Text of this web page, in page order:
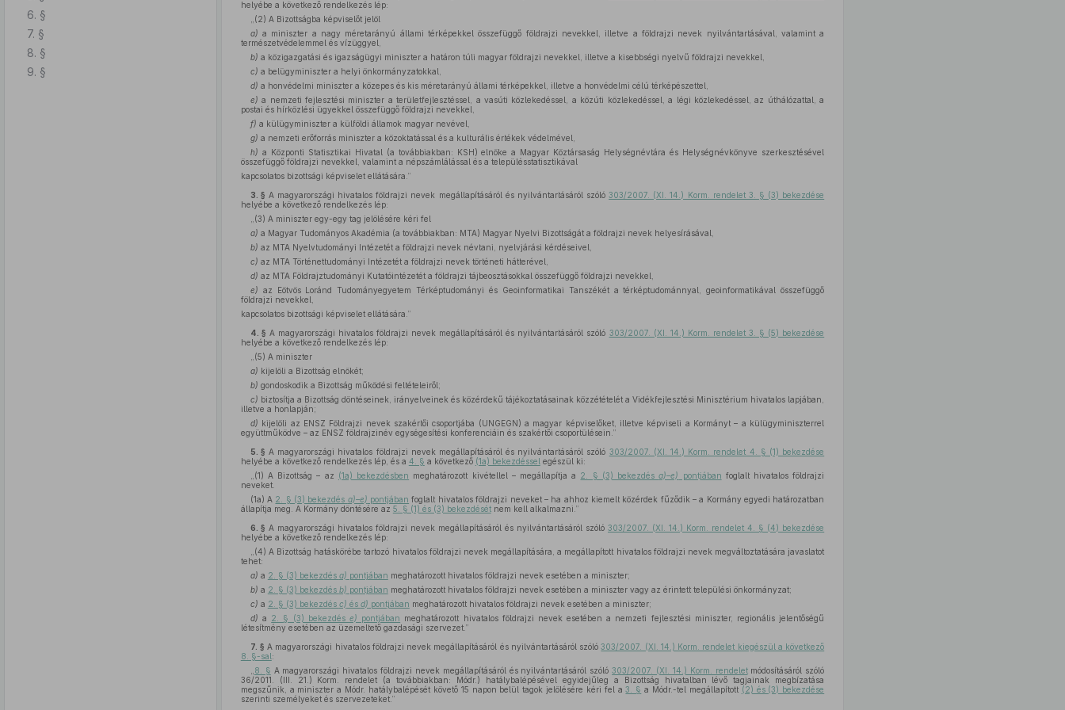
6. §
7. §
8. §
9. §
helyébe a következő rendelkezés lép:
„(2) A Bizottságba képviselőt jelöl
a) a miniszter a nagy méretarányú állami térképekkel összefüggő földrajzi nevekkel, illetve a földrajzi nevek nyilvántartásával, valamint a
természetvédelemmel és vízüggyel,
b) a közigazgatási és igazságügyi miniszter a határon túli magyar földrajzi nevekkel, illetve a kisebbségi nyelvű földrajzi nevekkel,
c) a belügyminiszter a helyi önkormányzatokkal,
d) a honvédelmi miniszter a közepes és kis méretarányú állami térképekkel, illetve a honvédelmi célú térképészettel,
e) a nemzeti fejlesztési miniszter a területfejlesztéssel, a vasúti közlekedéssel, a közúti közlekedéssel, a légi közlekedéssel, az úthálózattal, a
postai és hírközlési ügyekkel összefüggő földrajzi nevekkel,
f) a külügyminiszter a külföldi államok magyar nevével,
g) a nemzeti erőforrás miniszter a közoktatással és a kulturális értékek védelmével,
h) a Központi Statisztikai Hivatal (a továbbiakban: KSH) elnöke a Magyar Köztársaság Helységnévtára és Helységnévkönyve szerkesztésével
összefüggő földrajzi nevekkel, valamint a népszámlálással és a településstatisztikával
kapcsolatos bizottsági képviselet ellátására.”
3. § A magyarországi hivatalos földrajzi nevek megállapításáról és nyilvántartásáról szóló303/2007. (XI. 14.) Korm. rendelet 3. § (3) bekezdése
helyébe a következő rendelkezés lép:
„(3) A miniszter egy-egy tag jelölésére kéri fel
a) a Magyar Tudományos Akadémia (a továbbiakban: MTA) Magyar Nyelvi Bizottságát a földrajzi nevek helyesírásával,
b) az MTA Nyelvtudományi Intézetét a földrajzi nevek névtani, nyelvjárási kérdéseivel,
c) az MTA Történettudományi Intézetét a földrajzi nevek történeti hátterével,
d) az MTA Földrajztudományi Kutatóintézetét a földrajzi tájbeosztásokkal összefüggő földrajzi nevekkel,
e) az Eötvös Loránd Tudományegyetem Térképtudományi és Geoinformatikai Tanszékét a térképtudománnyal, geoinformatikával összefüggő
földrajzi nevekkel,
kapcsolatos bizottsági képviselet ellátására.”
4. § A magyarországi hivatalos földrajzi nevek megállapításáról és nyilvántartásáról szóló 303/2007. (XI. 14.) Korm. rendelet 3. § (5) bekezdése
helyébe a következő rendelkezés lép:
„(5) A miniszter
a) kijelöli a Bizottság elnökét;
b) gondoskodik a Bizottság működési feltételeiről;
c) biztosítja a Bizottság döntéseinek, irányelveinek és közérdekű tájékoztatásainak közzétételét a Vidékfejlesztési Minisztérium hivatalos lapjában,
illetve a honlapján;
d) kijelöli az ENSZ Földrajzi nevek szakértői csoportjába (UNGEGN) a magyar képviselőket, illetve képviseli a Kormányt – a külügyminiszterrel
együttműködve – az ENSZ földrajzinév egységesítési konferenciáin és szakértői csoportülésein.”
5. § A magyarországi hivatalos földrajzi nevek megállapításáról és nyilvántartásáról szóló 303/2007. (XI. 14.) Korm. rendelet 4. § (1) bekezdése
helyébe a következő rendelkezés lép, és a 4. § a következő (1a) bekezdéssel egészül ki:
„(1) A Bizottság – az (1a) bekezdésben meghatározott kivétellel – megállapítja a 2. § (3) bekezdésa)–e) pontjában foglalt hivatalos földrajzi
neveket.
(1a) A 2. § (3) bekezdés a)–e) pontjában foglalt hivatalos földrajzi neveket – ha ahhoz kiemelt közérdek fűződik – a Kormány egyedi határozatban
állapítja meg. A Kormány döntésére az 5. § (1) és (3) bekezdésétnem kell alkalmazni.”
6. § A magyarországi hivatalos földrajzi nevek megállapításáról és nyilvántartásáról szóló303/2007. (XI. 14.) Korm. rendelet 4. § (4) bekezdése
helyébe a következő rendelkezés lép:
„(4) A Bizottság hatáskörébe tartozó hivatalos földrajzi nevek megállapítására, a megállapított hivatalos földrajzi nevek megváltoztatására javaslatot
tehet:
a) a 2. § (3) bekezdés a) pontjában meghatározott hivatalos földrajzi nevek esetében a miniszter;
b) a 2. § (3) bekezdés b) pontjában meghatározott hivatalos földrajzi nevek esetében a miniszter vagy az érintett települési önkormányzat;
c) a 2. § (3) bekezdés c) és d) pontjában meghatározott hivatalos földrajzi nevek esetében a miniszter;
d) a 2. § (3) bekezdés e) pontjában meghatározott hivatalos földrajzi nevek esetében a nemzeti fejlesztési miniszter, regionális jelentőségű
létesítmény esetében az üzemeltető gazdasági szervezet.”
7. § A magyarországi hivatalos földrajzi nevek megállapításáról és nyilvántartásáról szóló303/2007. (XI. 14.) Korm. rendelet kiegészül a következő
8. §-sal:
8. § A magyarországi hivatalos földrajzi nevek megállapításáról és nyilvántartásáról szóló303/2007. (XI. 14.) Korm. rendeletmódosításáról szóló
36/2011. (III. 21.) Korm. rendelet (a továbbiakban: Módr.) hatálybalépésével egyidejűleg a Bizottság hivatalban lévő tagjainak megbízatása
megszűnik, a miniszter a Módr. hatálybalépését követő 15 napon belül tagok jelölésére kéri fel a3. § a Módr.-tel megállapított (2) és (3) bekezdése
szerinti személyeket és szervezeteket.”